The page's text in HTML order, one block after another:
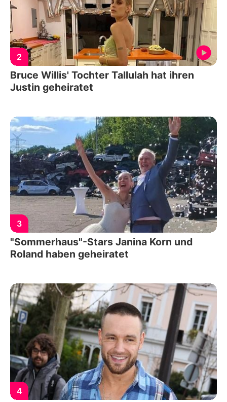
2
Bruce Willis' Tochter Tallulah hat ihren
Justin geheiratet
3
"Sommerhaus"-Stars Janina Korn und
Roland haben geheiratet
4